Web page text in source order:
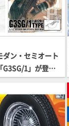
ダン・セミオート
G3SG/1」が登